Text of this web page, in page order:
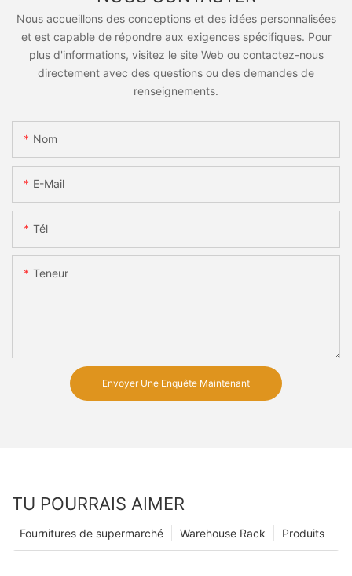
Nous accueillons des conceptions et des idées personnalisées
et est capable de répondre aux exigences spécifiques. Pour
plus d'informations, visitez le site Web ou contactez-nous
directement avec des questions ou des demandes de
renseignements.
Nom
E-Mail
Tél
Teneur
Envoyer Une Enquête Maintenant
TU POURRAIS AIMER
Produits
Warehouse Rack
Fournitures de supermarché